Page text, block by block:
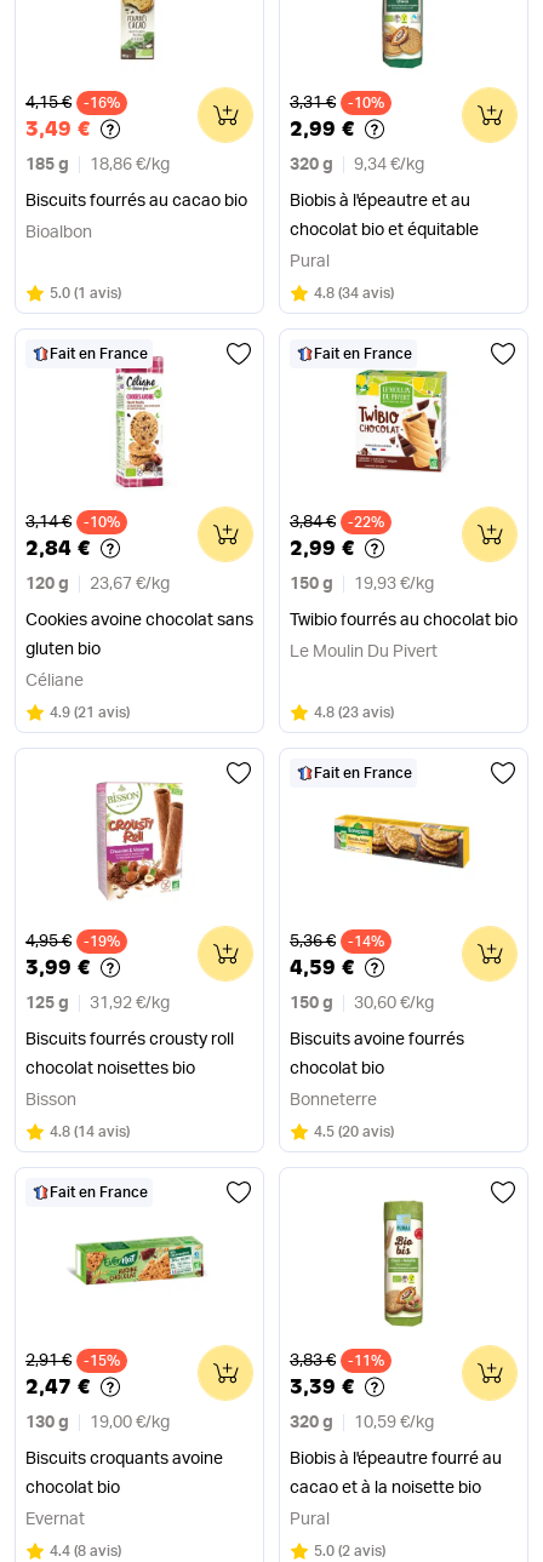
Ancien prix
4,15 € -16%
3,49 €
185 g 18,86 €/ kg
Biscuits fourrés au cacao bio
0
Bioalbon
Note
5.0 sur 5
(1 avis)
Ancien prix
3,31 € -10%
2,99 €
320 g 9,34 €/ kg
Biobis à l'épeautre et au
chocolat bio et équitable
0
Pural
Note
4.8 sur 5
(34 avis)
Fait en France
Ancien prix
3,14 € -10%
2,84 €
120 g 23,67 €/ kg
Cookies avoine chocolat sans
gluten bio
0
Céliane
Note
4.9 sur 5
(21 avis)
Fait en France
Ancien prix
3,84 € -22%
2,99 €
150 g 19,93 €/ kg
Twibio fourrés au chocolat bio
0
Le Moulin Du Pivert
Note
4.8 sur 5
(23 avis)
Ancien prix
4,95 € -19%
3,99 €
125 g 31,92 €/ kg
Biscuits fourrés crousty roll
chocolat noisettes bio
0
Bisson
Note
4.8 sur 5
(14 avis)
Fait en France
Ancien prix
5,36 € -14%
4,59 €
150 g 30,60 €/ kg
Biscuits avoine fourrés
chocolat bio
0
Bonneterre
Note
4.5 sur 5
(20 avis)
Fait en France
Ancien prix
2,91 € -15%
2,47 €
130 g 19,00 €/ kg
Biscuits croquants avoine
chocolat bio
0
Evernat
Note
4.4 sur 5
(8 avis)
Ancien prix
3,83 € -11%
3,39 €
320 g 10,59 €/ kg
Biobis à l'épeautre fourré au
cacao et à la noisette bio
0
Pural
Note
5.0 sur 5
(2 avis)